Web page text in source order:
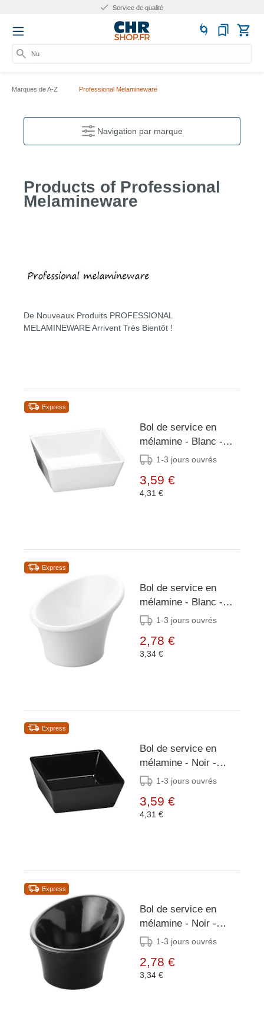
Service de qualité
Num
Marques de A-Z Professional Melamineware
Navigation par marque
Products of Professional
Melamineware
De Nouveaux Produits PROFESSIONAL
MELAMINEWARE Arrivent Très Bientôt !
Express
Bol de service en
mélamine - Blanc -
90x90mm
1-3 jours ouvrés
3,59 €
4,31 €
Express
Bol de service en
mélamine - Blanc -
Ø75mm1-3 jours ouvrés
2,78 €
3,34 €
Express
Bol de service en
mélamine - Noir -
90x90mm
1-3 jours ouvrés
3,59 €
4,31 €
Express
Bol de service en
mélamine - Noir -
Ø75mm1-3 jours ouvrés
2,78 €
3,34 €